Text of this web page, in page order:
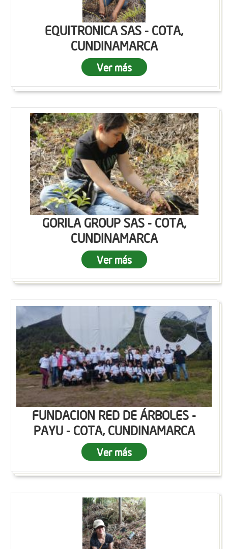
EQUITRONICA SAS - COTA,
CUNDINAMARCA
Ver más
GORILA GROUP SAS - COTA,
CUNDINAMARCA
Ver más
FUNDACION RED DE ÁRBOLES -
PAYU - COTA, CUNDINAMARCA
Ver más